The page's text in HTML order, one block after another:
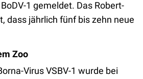
1 gemeldet. Das Robert-
dass jährlich fünf bis zehn neue
Zoo
Virus VSBV-1 wurde bei